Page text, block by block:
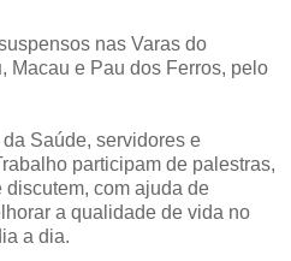
nas Varas do
, Macau e Pau dos Ferros, pelo
Saúde, servidores e
participam de palestras,
com ajuda de
a qualidade de vida no
a dia.